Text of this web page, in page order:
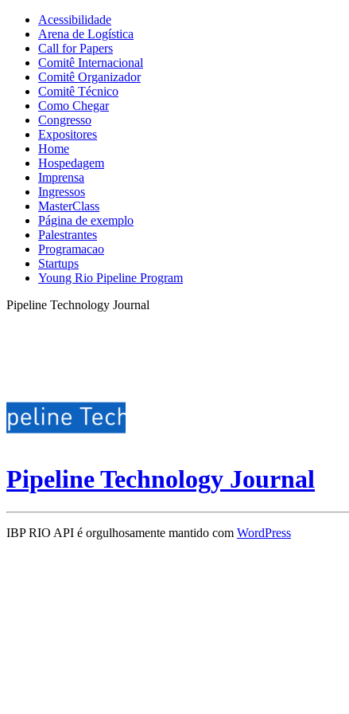
Acessibilidade
Arena de Logística
Call for Papers
Comitê Internacional
Comitê Organizador
Comitê Técnico
Como Chegar
Congresso
Expositores
Home
Hospedagem
Imprensa
Ingressos
MasterClass
Página de exemplo
Palestrantes
Programacao
Startups
Young Rio Pipeline Program
Pipeline Technology Journal
Pipeline Technology Journal
IBP RIO API é orgulhosamente mantido com WordPress